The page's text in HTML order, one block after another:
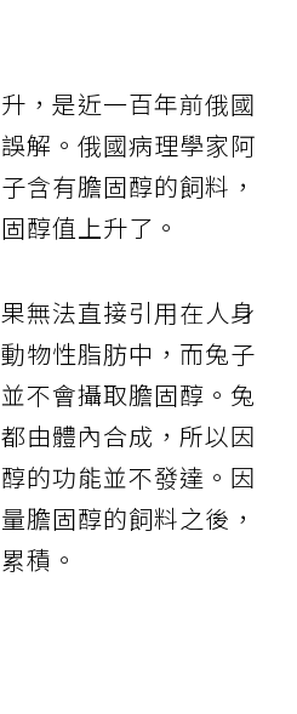
，是近一百年前俄國
解。俄國病理學家阿
含有膽固醇的飼料，
醇值上升了。
無法直接引用在人身
物性脂肪中，而兔子
不會攝取膽固醇。兔
由體內合成，所以因
的功能並不發達。因
膽固醇的飼料之後，
積。